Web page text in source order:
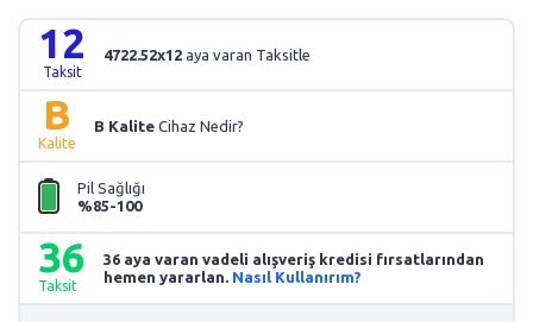
12
Taksit
4722.52x12 aya varan Taksitle
B
Kalite
B Kalite Cihaz Nedir?
Pil Sağlığı
%85-100
36
Taksit
36 aya varan vadeli alışveriş kredisi fırsatlarından
hemen yararlan. Nasıl Kullanırım?